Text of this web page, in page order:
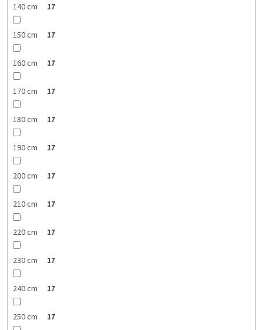
140 cm 17
150 cm 17
160 cm 17
170 cm 17
180 cm 17
190 cm 17
200 cm 17
210 cm 17
220 cm 17
230 cm 17
240 cm 17
250 cm 17